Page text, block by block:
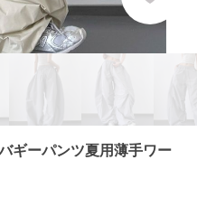
ギーパンツ夏用薄手ワー